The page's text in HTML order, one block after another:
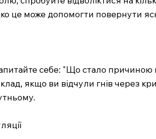
це може допомогти повернути
себе: "Що стало
якщо ви відчули гнів через